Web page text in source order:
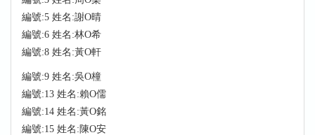
編號:5 姓名:謝O晴
編號:6 姓名:林O希
編號:8 姓名:黃O軒
編號:9 姓名:吳O橦
編號:13 姓名:賴O儒
編號:14 姓名:黃O銘
編號:15 姓名:陳O安